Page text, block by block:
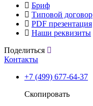
Бриф
Типовой договор
PDF презентация
Наши реквизиты
Поделиться
Контакты
+7 (499) 677-64-37
Скопировать